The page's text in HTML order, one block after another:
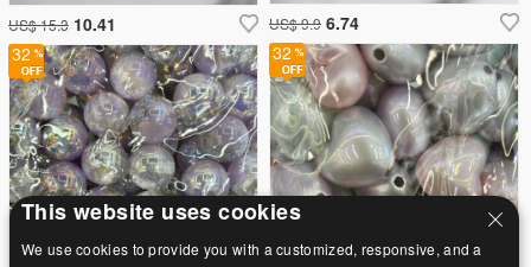
32
32
US$ 9.9 6.74
US$ 15.3 10.41
This website uses cookies
We use cookies to provide you with a customized, responsive, and a